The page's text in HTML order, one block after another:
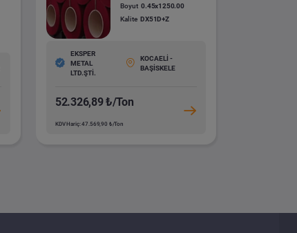
Boyut 0.45x1250.00
Kalite DX51D+Z
EKSPER
METAL
LTD.ŞTİ.
KOCAELİ -
BAŞİSKELE
52.326,89 ₺/Ton
KDV Hariç: 47.569,90 ₺/Ton